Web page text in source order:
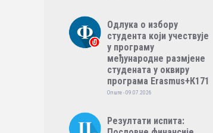
Одлука о избору
студента који учествује
у програму
међународне размјене
студената у оквиру
програма Erasmus+К171
Опште - 09.07.2026
Резултати испита: